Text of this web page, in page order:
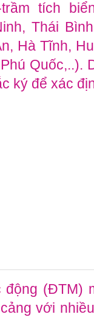
trầm tích
Thái
Hà Tĩnh,
Quốc,..).
ký để xác
động (ĐTM)
với